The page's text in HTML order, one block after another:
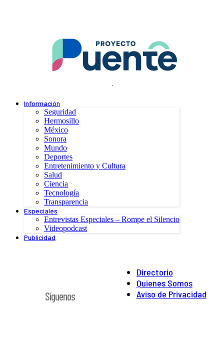
.
Información
Seguridad
Hermosillo
México
Sonora
Mundo
Deportes
Entretenimiento y Cultura
Salud
Ciencia
Tecnología
Transparencia
Especiales
Entrevistas Especiales – Rompe el Silencio
Videopodcast
Publicidad
Directorio
Quienes Somos
Aviso de Privacidad
Síguenos